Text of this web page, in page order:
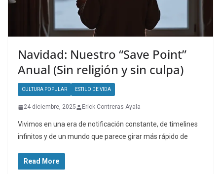
Navidad: Nuestro “Save Point”
Anual (Sin religión y sin culpa)
CULTURA POPULAR ESTILO DE VIDA
24 diciembre, 2025 Erick Contreras Ayala
Vivimos en una era de notificación constante, de timelines
infinitos y de un mundo que parece girar más rápido de
Read More